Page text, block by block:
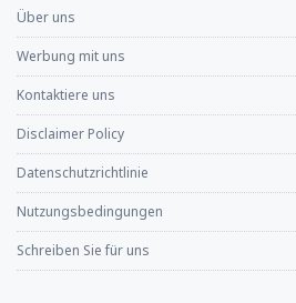
Über uns
Werbung mit uns
Kontaktiere uns
Disclaimer Policy
Datenschutzrichtlinie
Nutzungsbedingungen
Schreiben Sie für uns